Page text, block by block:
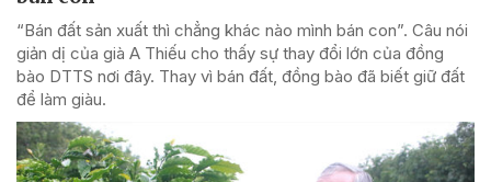
“Bán đất sản xuất thì chẳng khác nào mình bán con”. Câu nói
giản dị của già A Thiếu cho thấy sự thay đổi lớn của đồng
bào DTTS nơi đây. Thay vì bán đất, đồng bào đã biết giữ đất
để làm giàu.